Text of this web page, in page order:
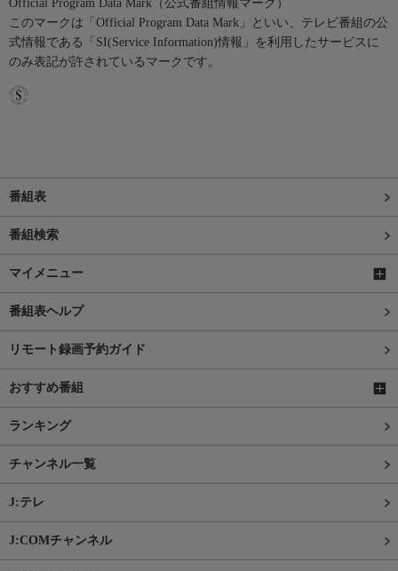
Official Program Data Mark（公式番組情報マーク）
このマークは「Official Program Data Mark」といい、テレビ番組の公
式情報である「SI(Service Information)情報」を利用したサービスに
のみ表記が許されているマークです。
番組表
番組検索
マイメニュー
番組表ヘルプ
リモート録画予約ガイド
おすすめ番組
ランキング
チャンネル一覧
J:テレ
J:COMチャンネル